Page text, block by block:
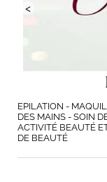
<
EPILATION -
DES MAINS - SOIN
ACTIVITÉ BEAUTÉ
DE BEAUTÉ